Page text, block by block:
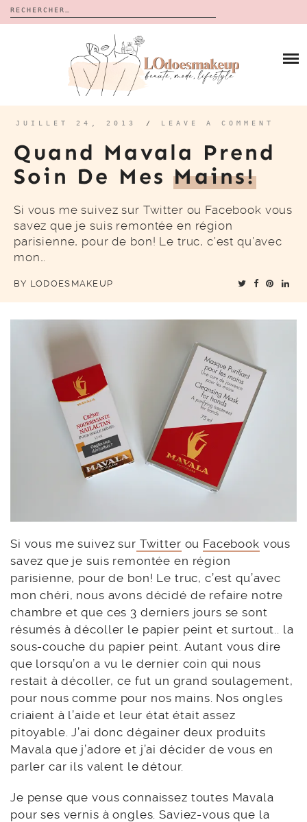
Rechercher :
CALENDRIERS DE L’AVENT
BON PLAN
À PROPOS
CONTACT
JUILLET 24, 2013 / LEAVE A COMMENT
Quand Mavala Prend
Soin De MesMains!
Si vous me suivez sur Twitter ou Facebook vous
savez que je suis remontée en région
parisienne, pour de bon! Le truc, c’est qu’avec
mon…
BY LODOESMAKEUP
Si vous me suivez sur Twitter ou Facebook vous
savez que je suis remontée en région
parisienne, pour de bon! Le truc, c’est qu’avec
mon chéri, nous avons décidé de refaire notre
chambre et que ces 3 derniers jours se sont
résumés à décoller le papier peint et surtout.. la
sous-couche du papier peint. Autant vous dire
que lorsqu’on a vu le dernier coin qui nous
restait à décoller, ce fut un grand soulagement,
pour nous comme pour nos mains. Nos ongles
criaient à l’aide et leur état était assez
pitoyable. J’ai donc dégainer deux produits
Mavala que j’adore et j’ai décider de vous en
parler car ils valent le détour.
Je pense que vous connaissez toutes Mavala
pour ses vernis à ongles. Saviez-vous que la